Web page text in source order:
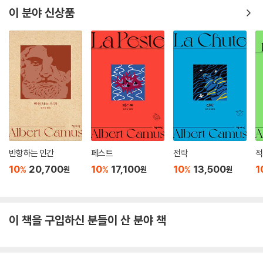
이 분야 신상품
반항하는 인간
10% 20,700원
페스트
10% 17,100원
전락
10% 13,500원
이 책을 구입하신 분들이 산 분야 책